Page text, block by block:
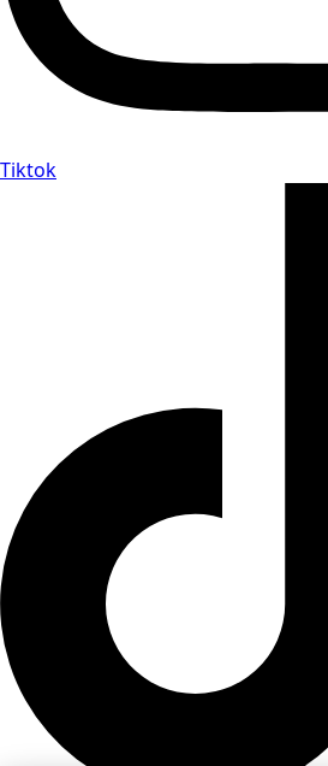
Tiktok